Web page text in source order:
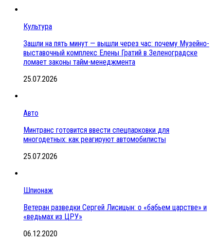
Культура
Зашли на пять минут — вышли через час: почему Музейно-
выставочный комплекс Елены Гратий в Зеленоградске
ломает законы тайм-менеджмента
25.07.2026
Авто
Минтранс готовится ввести спецпарковки для
многодетных: как реагируют автомобилисты
25.07.2026
Шпионаж
Ветеран разведки Сергей Лисицын: о «бабьем царстве» и
«ведьмах из ЦРУ»
06.12.2020